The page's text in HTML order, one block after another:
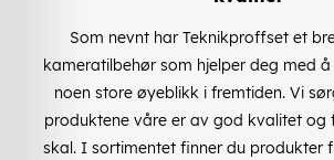
Som nevnt har Teknikproffset et
kameratilbehør som hjelper deg med
noen store øyeblikk i fremtiden. Vi
produktene våre er av god kvalitet og
skal. I sortimentet finner du produkter